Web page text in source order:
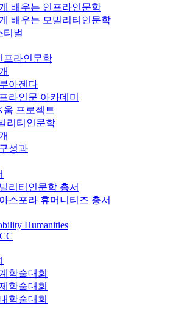
배우는 인프라인문학
배우는 모빌리티인문학
티벌
프라인문학
아젠다
라인문 아카데미
움 프로젝트
리티인문학
성과
리티인문학 총서
스포라 휴머니티즈 총서
Humanities
학술대회
학술대회
학술대회